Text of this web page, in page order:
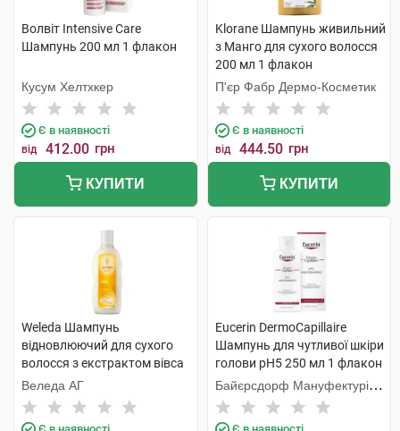
Волвіт Intensive Care
Шампунь 200 мл 1 флакон
Кусум Хелтхкер
Є в наявності
від 412.00 грн
КУПИТИ
Klorane Шампунь живильний
з Манго для сухого волосся
200 мл 1 флакон
П'єр Фабр Дермо-Косметик
Є в наявності
від 444.50 грн
КУПИТИ
Weleda Шампунь
відновлюючий для сухого
волосся з екстрактом вівса
190 мл 1 флакон
Веледа АГ
Eucerin DermoCapillaire
Шампунь для чутливої шкіри
голови pH5 250 мл 1 флакон
Байєрсдорф Мануфектурінг
Вальдхайм